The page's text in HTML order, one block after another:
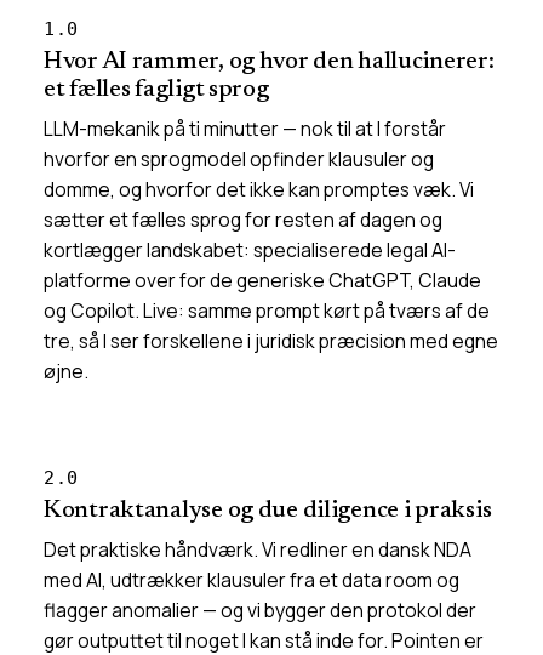
1.0
Hvor AI rammer, og hvor den hallucinerer:
et fælles fagligt sprog
LLM-mekanik på ti minutter — nok til at I forstår
hvorfor en sprogmodel opfinder klausuler og
domme, og hvorfor det ikke kan promptes væk. Vi
sætter et fælles sprog for resten af dagen og
kortlægger landskabet: specialiserede legal AI-
platforme over for de generiske ChatGPT, Claude
og Copilot. Live: samme prompt kørt på tværs af de
tre, så I ser forskellene i juridisk præcision med egne
øjne.
2.0
Kontraktanalyse og due diligence i praksis
Det praktiske håndværk. Vi redliner en dansk NDA
med AI, udtrækker klausuler fra et data room og
flagger anomalier — og vi bygger den protokol der
gør outputtet til noget I kan stå inde for. Pointen er